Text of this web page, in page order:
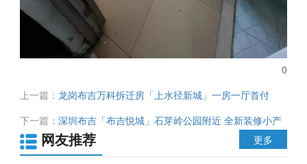
0
上一篇：龙岗布吉万科拆迁房「上水径新城」一房一厅首付
34.9万起 带家私家电交付 拎包入住 先到先得
下一篇：深圳布吉「布吉悦城」石芽岭公园附近 全新装修小产
权房 停车无忧 通天然气 两房总价仅65.8万起
网友推荐 更多